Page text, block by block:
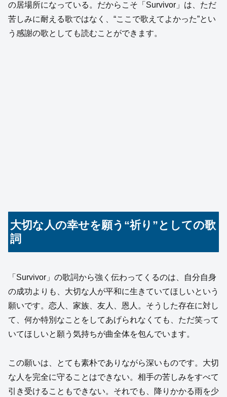
の居場所になっている。だからこそ「Survivor」は、ただ
苦しみに耐える歌ではなく、“ここで歌えてよかった”とい
う感謝の歌としても読むことができます。
大切な人の幸せを願う“祈り”としての歌
詞
「Survivor」の歌詞から強く伝わってくるのは、自分自身
の成功よりも、大切な人が平和に生きていてほしいという
願いです。恋人、家族、友人、恩人。そうした存在に対し
て、何か特別なことをしてあげられなくても、ただ笑って
いてほしいと願う気持ちが曲全体を包んでいます。
この願いは、とても素朴でありながら深いものです。大切
な人を完全に守ることはできない。相手の苦しみをすべて
引き受けることもできない。それでも、降りかかる雨を少